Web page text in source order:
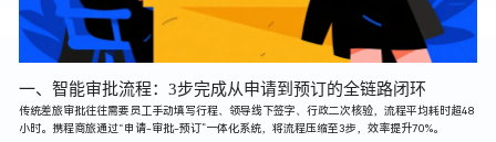
一、智能审批流程：3步完成从申请到预订的全链路闭环
传统差旅审批往往需要员工手动填写行程、领导线下签字、行政二次核验，流程平均耗时超48
小时。携程商旅通过“申请-审批-预订”一体化系统，将流程压缩至3步，效率提升70%。